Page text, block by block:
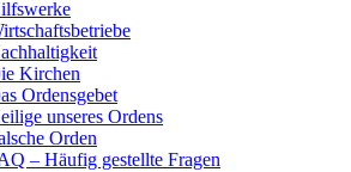
Kirchen
Ordensgebet
unseres Ordens
Orden
– Häufig gestellte Fragen